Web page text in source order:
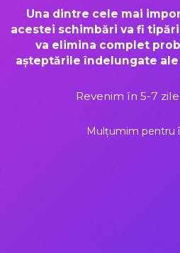
Una dintre cele mai
acestei schimbări va fi
va elimina complet
așteptările îndelungate
Revenim în 5-7
Mulțumim pentru